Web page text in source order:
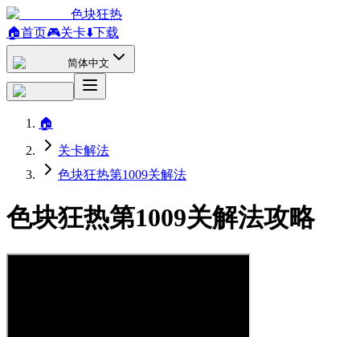
色块狂热
🏠首页🎮关卡⬇️下载
简体中文
🏠
关卡解法
色块狂热第1009关解法
色块狂热第1009关解法攻略